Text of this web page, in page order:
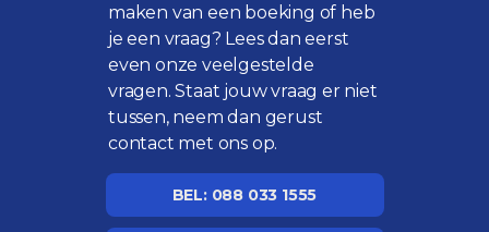
maken van een boeking of heb
je een vraag? Lees dan eerst
even onzeveelgestelde
vragen. Staat jouw vraag er niet
tussen, neem dan gerust
contact met ons op.
BEL: 088 033 1555